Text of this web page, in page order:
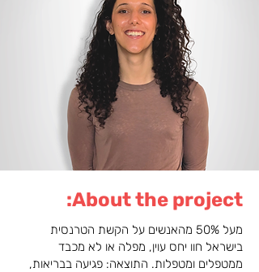
About the project:
מעל 50% מהאנשים על הקשת הטרנסית
בישראל חוו יחס עוין, מפלה או לא מכבד
ממטפלים ומטפלות. התוצאה: פגיעה בבריאות,